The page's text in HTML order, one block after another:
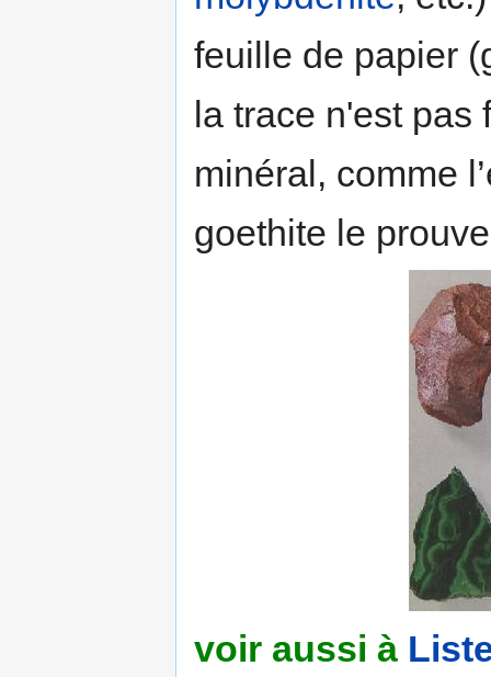
feuille de papier
la trace n'est
minéral, comme
goethite le
voir aussi à